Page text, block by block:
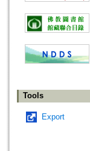
Tools
Export